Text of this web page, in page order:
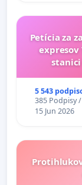
Petícia za
expresov
stanici
5 543
385 Podpisy
15 Jun 2026